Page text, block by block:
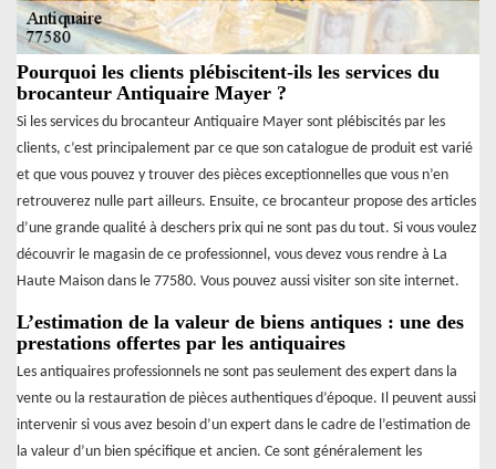
Pourquoi les clients plébiscitent-ils les services du
brocanteur Antiquaire Mayer ?
Si les services du brocanteur Antiquaire Mayer sont plébiscités par les
clients, c’est principalement par ce que son catalogue de produit est varié
et que vous pouvez y trouver des pièces exceptionnelles que vous n’en
retrouverez nulle part ailleurs. Ensuite, ce brocanteur propose des articles
d’une grande qualité à deschers prix qui ne sont pas du tout. Si vous voulez
découvrir le magasin de ce professionnel, vous devez vous rendre à La
Haute Maison dans le 77580. Vous pouvez aussi visiter son site internet.
L’estimation de la valeur de biens antiques : une des
prestations offertes par les antiquaires
Les antiquaires professionnels ne sont pas seulement des expert dans la
vente ou la restauration de pièces authentiques d’époque. Il peuvent aussi
intervenir si vous avez besoin d’un expert dans le cadre de l’estimation de
la valeur d’un bien spécifique et ancien. Ce sont généralement les